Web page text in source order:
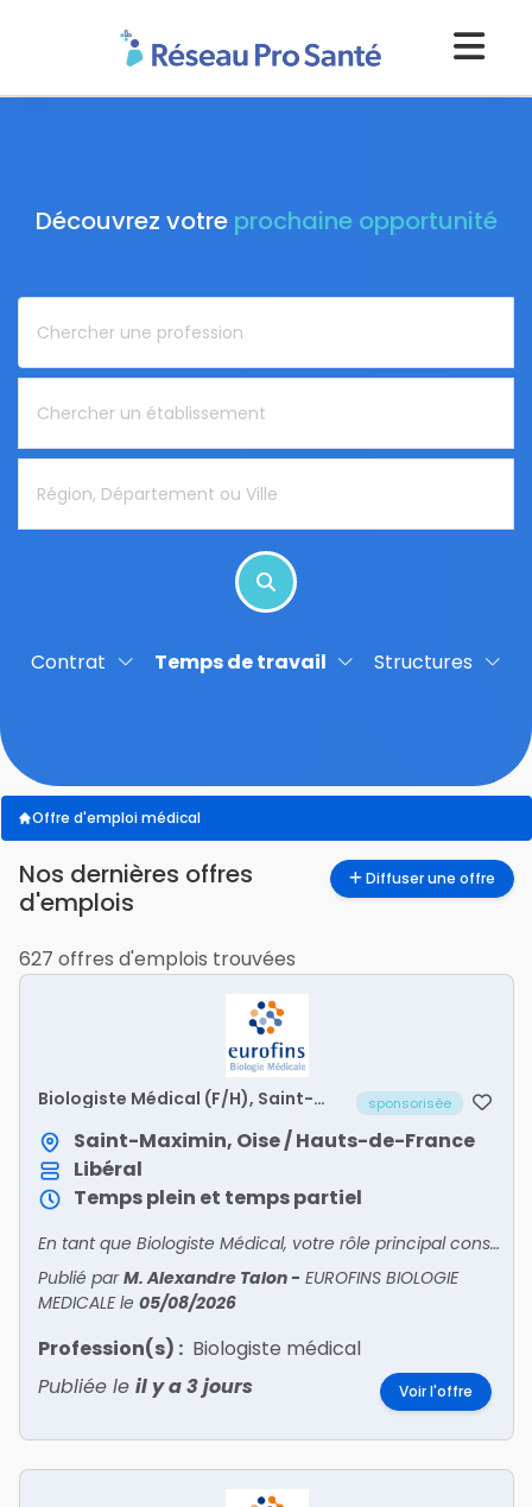
Découvrez votre prochaine opportunité
Contrat Temps de travail Structures
Offre d'emploi médical
nos dernières offres
d'emplois
Diffuser une offre
627 offres d'emplois trouvées
Biologiste Médical (F/H), Saint-
sponsorisée
Saint-Maximin, Oise / Hauts-de-France
Libéral
Temps plein et temps partiel
En tant que Biologiste Médical, votre rôle principal consiste à encadrer toutes les activités du site sous votre responsabilité. Vous êtes en relation avec patients et confrères pour l'accueil
Publié parM. Alexandre Talon- EUROFINS BIOLOGIE
MEDICALEle 05/08/2026
Profession(s) : Biologiste médical
Publiée le il y a 3 jours Voir l'offre